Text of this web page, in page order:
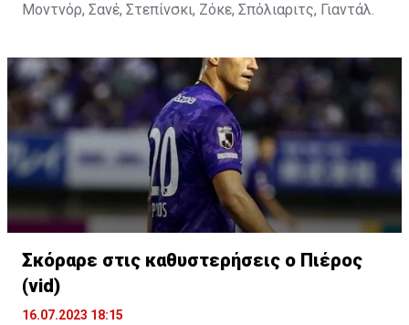
Μοντνόρ, Σανέ, Στεπίνσκι, Ζόκε, Σπόλιαριτς, Γιαντάλ.
Σκόραρε στις καθυστερήσεις ο Πιέρος
(vid)
16.07.2023 18:15